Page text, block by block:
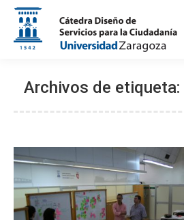
Archivos de etiqueta: